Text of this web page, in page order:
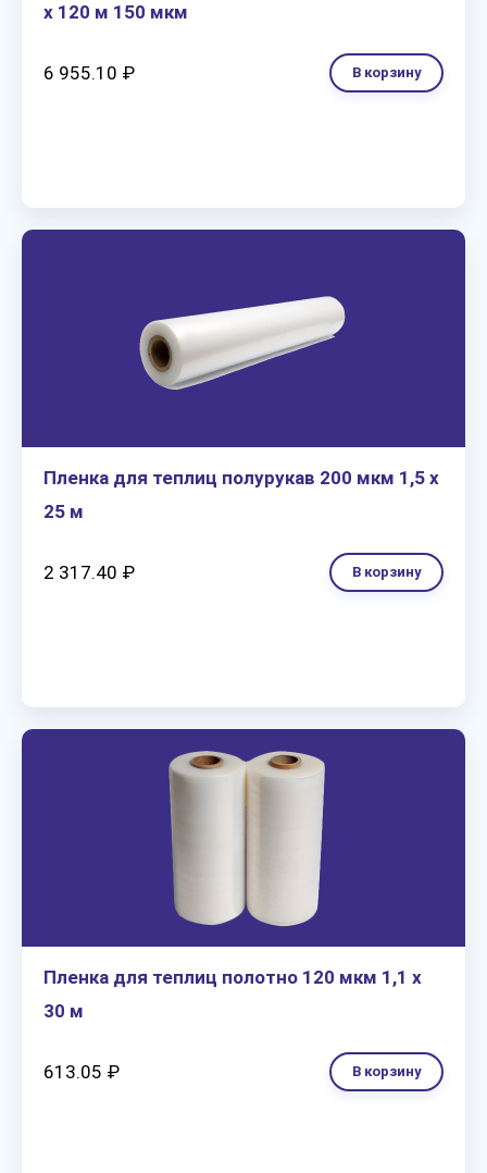
х 120 м 150 мкм
6 955.10 ₽ В корзину
Пленка для теплиц полурукав 200 мкм 1,5 х
25 м
2 317.40 ₽ В корзину
Пленка для теплиц полотно 120 мкм 1,1 х
30 м
613.05 ₽ В корзину